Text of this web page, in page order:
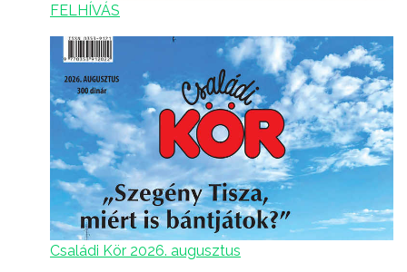
FELHÍVÁS
Családi Kör 2026. augusztus